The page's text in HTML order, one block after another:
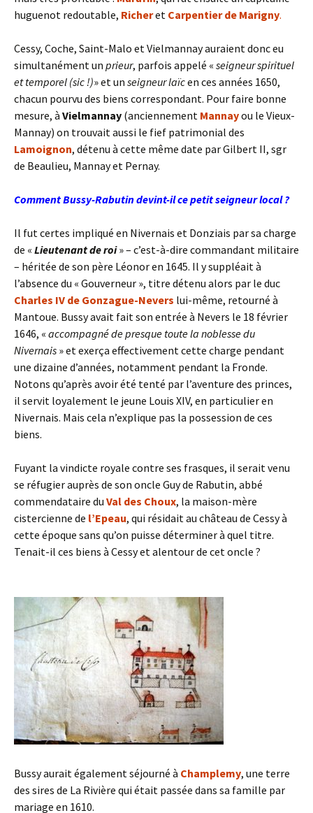
huguenot redoutable, Richeret Carpentier de Marigny.
Cessy, Coche, Saint-Malo et Vielmannay auraient donc eu
simultanément un prieur, parfois appelé « seigneur spirituel
et temporel (sic !)» et un seigneur laïcen ces années 1650,
chacun pourvu des biens correspondant. Pour faire bonne
mesure, à Vielmannay (anciennement Mannayou le Vieux-
Mannay) on trouvait aussi le fief patrimonial des
Lamoignon, détenu à cette même date par Gilbert II, sgr
de Beaulieu, Mannay et Pernay.
Comment Bussy-Rabutin devint-il ce petit seigneur local ?
Il fut certes impliqué en Nivernais et Donziais par sa charge
de « Lieutenant de roi» – c’est-à-dire commandant militaire
– héritée de son père Léonor en 1645. Il y suppléait à
l’absence du « Gouverneur », titre détenu alors par le duc
Charles IV de Gonzague-Nevers lui-même, retourné à
Mantoue. Bussy avait fait son entrée à Nevers le 18 février
1646, « accompagné de presque toute la noblesse du
Nivernais » et exerça effectivement cette charge pendant
une dizaine d’années, notamment pendant la Fronde.
Notons qu’après avoir été tenté par l’aventure des princes,
il servit loyalement le jeune Louis XIV, en particulier en
Nivernais. Mais cela n’explique pas la possession de ces
biens.
Fuyant la vindicte royale contre ses frasques, il serait venu
se réfugier auprès de son oncle Guy de Rabutin, abbé
commendataire du Val des Choux, la maison-mère
cistercienne de l’Epeau, qui résidait au château de Cessy à
cette époque sans qu’on puisse déterminer à quel titre.
Tenait-il ces biens à Cessy et alentour de cet oncle ?
Bussy aurait également séjourné à Champlemy, une terre
des sires de La Rivière qui était passée dans sa famille par
mariage en 1610.